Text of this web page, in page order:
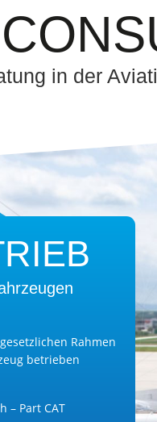
in der
Rahmen
betrieben
– Part CAT